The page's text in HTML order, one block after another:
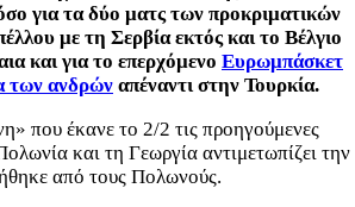
για τα δύο ματς των προκριματικών
με τη Σερβία εκτός και το Βέλγιο
και για το επερχόμενο Ευρωμπάσκετ
των ανδρών απέναντι στην Τουρκία.
που έκανε το 2/2 τις προηγούμενες
και τη Γεωργία αντιμετωπίζει την
από τους Πολωνούς.